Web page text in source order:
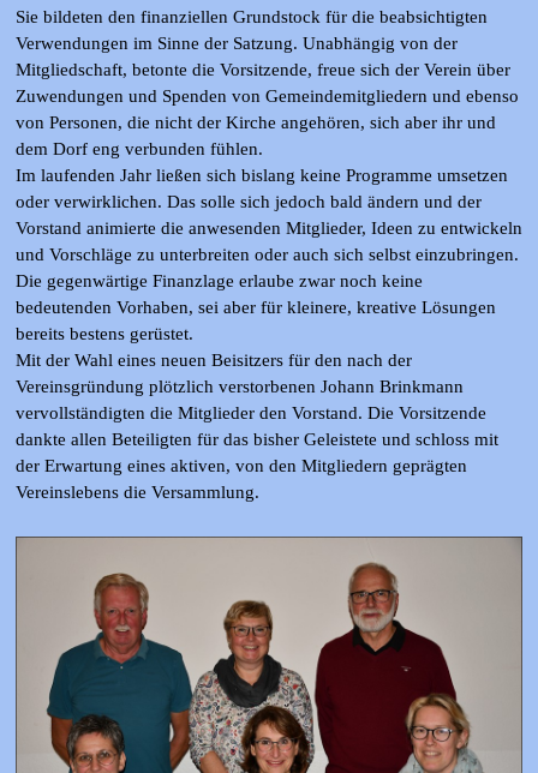
Sie bildeten den finanziellen Grundstock für die beabsichtigten
Verwendungen im Sinne der Satzung. Unabhängig von der
Mitgliedschaft, betonte die Vorsitzende, freue sich der Verein über
Zuwendungen und Spenden von Gemeindemitgliedern und ebenso
von Personen, die nicht der Kirche angehören, sich aber ihr und
dem Dorf eng verbunden fühlen.
Im laufenden Jahr ließen sich bislang keine Programme umsetzen
oder verwirklichen. Das solle sich jedoch bald ändern und der
Vorstand animierte die anwesenden Mitglieder, Ideen zu entwickeln
und Vorschläge zu unterbreiten oder auch sich selbst einzubringen.
Die gegenwärtige Finanzlage erlaube zwar noch keine
bedeutenden Vorhaben, sei aber für kleinere, kreative Lösungen
bereits bestens gerüstet.
Mit der Wahl eines neuen Beisitzers für den nach der
Vereinsgründung plötzlich verstorbenen Johann Brinkmann
vervollständigten die Mitglieder den Vorstand. Die Vorsitzende
dankte allen Beteiligten für das bisher Geleistete und schloss mit
der Erwartung eines aktiven, von den Mitgliedern geprägten
Vereinslebens die Versammlung.